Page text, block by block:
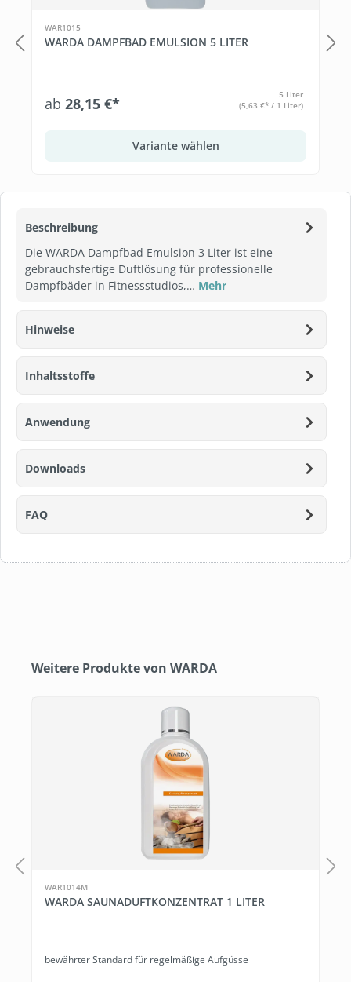
Beschreibung
Die WARDA Dampfbad Emulsion 3 Liter ist eine
gebrauchsfertige Duftlösung für professionelle
Dampfbäder in Fitnessstudios,… Mehr
Hinweise
Inhaltsstoffe
Anwendung
Downloads
FAQ
WAR1015
WARDA DAMPFBAD EMULSION 5 LITER
ab 28,15 €*
5 Liter
(5,63 €* / 1 Liter)
Variante wählen
Produktgalerie überspringen
Weitere Produkte von WARDA
WAR1014M
WARDA SAUNADUFTKONZENTRAT 1 LITER
bewährter Standard für regelmäßige Aufgüsse